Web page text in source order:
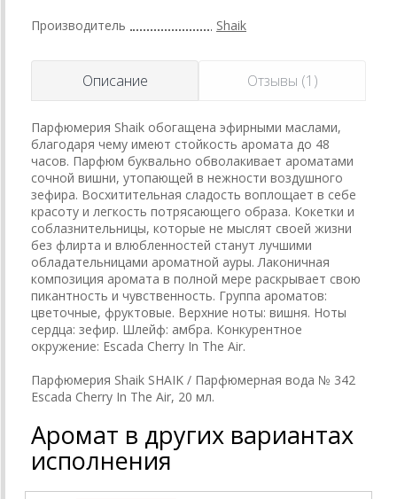
Производитель Shaik
Описание Отзывы (1)
Парфюмерия Shaik обогащена эфирными маслами,
благодаря чему имеют стойкость аромата до 48
часов. Парфюм буквально обволакивает ароматами
сочной вишни, утопающей в нежности воздушного
зефира. Восхитительная сладость воплощает в себе
красоту и легкость потрясающего образа. Кокетки и
соблазнительницы, которые не мыслят своей жизни
без флирта и влюбленностей станут лучшими
обладательницами ароматной ауры. Лаконичная
композиция аромата в полной мере раскрывает свою
пикантность и чувственность. Группа ароматов:
цветочные, фруктовые. Верхние ноты: вишня. Ноты
сердца: зефир. Шлейф: амбра. Конкурентное
окружение: Escada Cherry In The Air.
Парфюмерия Shaik SHAIK / Парфюмерная вода № 342
Escada Cherry In The Air, 20 мл.
Аромат в других вариантах
исполнения